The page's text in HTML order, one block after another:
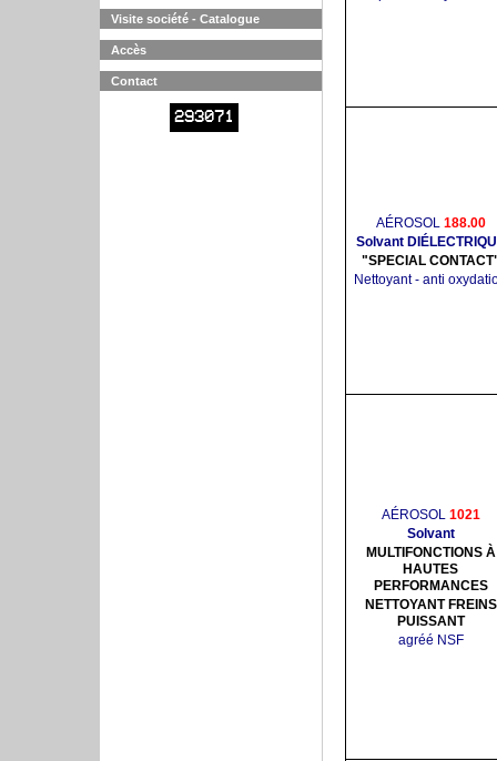
Visite société - Catalogue
Accès
Contact
293071
AÉROSOL 188.00
Solvant
"SPECIAL
Nettoyant - anti
AÉROSOL1021
Solvant
MULTIFONCTIONS À
HAUTES
PERFORMANCES
NETTOYANT FREINS
PUISSANT
agréé NSF